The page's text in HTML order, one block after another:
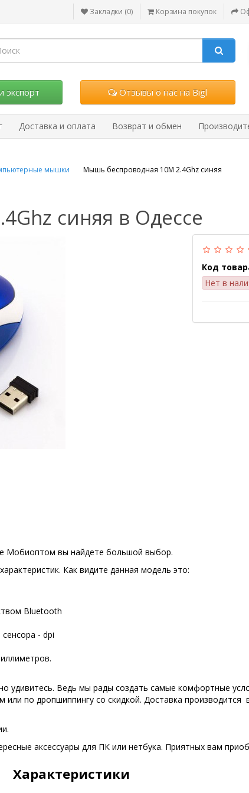
Закладки (0) Корзина покупок
экспорт Отзывы о нас на Bigl
Доставка и оплата Возврат и обмен
мышки Мышь беспроводная 10M 2.4Ghz синяя
синяя в Одессе
Код
Нет в
Мобиоптом вы найдете большой выбор.
Как видите данная модель это:
Bluetooth
- dpi
удивитесь. Ведь мы рады создать самые комфортные
по дропшиппингу со скидкой. Доставка
аксессуары для ПК или нетбука. Приятных вам
Характеристики